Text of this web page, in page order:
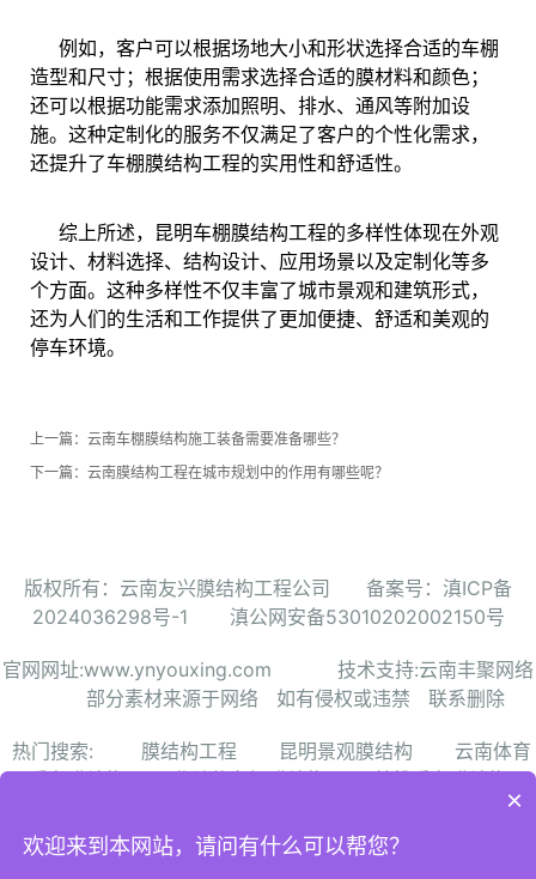
例如，客户可以根据场地大小和形状选择合适的车棚
造型和尺寸；根据使用需求选择合适的膜材料和颜色；
还可以根据功能需求添加照明、排水、通风等附加设
施。这种定制化的服务不仅满足了客户的个性化需求，
还提升了车棚膜结构工程的实用性和舒适性。
综上所述，昆明车棚膜结构工程的多样性体现在外观
设计、材料选择、结构设计、应用场景以及定制化等多
个方面。这种多样性不仅丰富了城市景观和建筑形式，
还为人们的生活和工作提供了更加便捷、舒适和美观的
停车环境。
上一篇： 云南车棚膜结构施工装备需要准备哪些？
下一篇： 云南膜结构工程在城市规划中的作用有哪些呢？
版权所有：云南友兴膜结构工程公司
备案号：滇ICP备
2024036298号-1
滇公网安备53010202002150号
官网网址:www.ynyouxing.com 技术支持:云南丰聚网络
部分素材来源于网络 如有侵权或违禁 联系删除
热门搜索: 膜结构工程 昆明景观膜结构
云南体育
看台膜结构
曲靖停车棚膜结构 楚雄看台膜结构
保山收费站膜结构 普洱膜结构工程造价
构景观棚
丽江膜结构体育看台
×
欢迎来到本网站，请问有什么可以帮您？